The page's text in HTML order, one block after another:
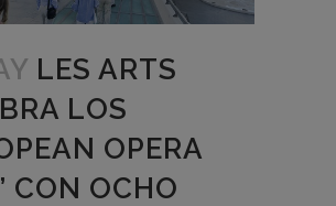
LES ARTS
LOS
OPERA
CON OCHO